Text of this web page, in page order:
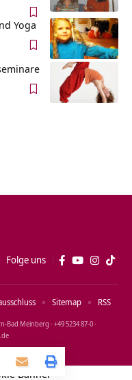
Yoga
Folge uns
Meinberg · +49 5234 87‑0 ·
Sitemap RSS
Banner